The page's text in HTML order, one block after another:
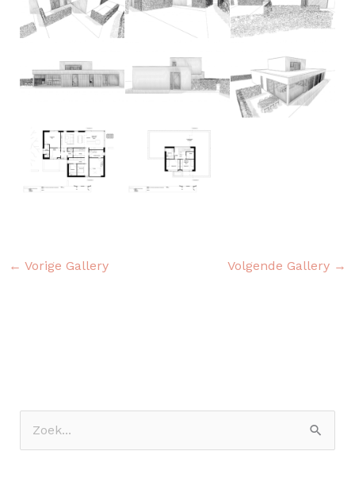
← Vorige Gallery Volgende Gallery →